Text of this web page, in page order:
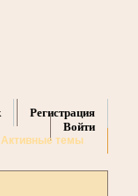
Регистрация
Войти
Активные темы